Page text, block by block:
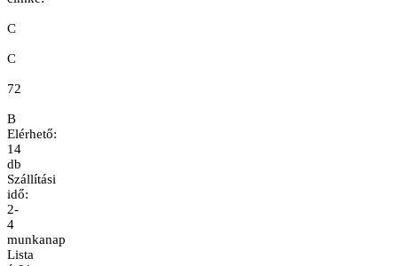
C
C
72
B
Elérhető:
14
db
Szállítási
idő:
2-
4
munkanap
Lista